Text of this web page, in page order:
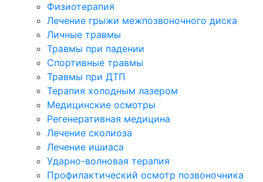
Физиотерапия
Лечение грыжи межпозвоночного диска
Личные травмы
Травмы при падении
Спортивные травмы
Травмы при ДТП
Терапия холодным лазером
Медицинские осмотры
Регенеративная медицина
Лечение сколиоза
Лечение ишиаса
Ударно-волновая терапия
Профилактический осмотр позвоночника